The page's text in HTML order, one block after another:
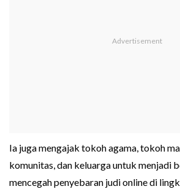
Ia juga mengajak tokoh agama, tokoh
komunitas, dan keluarga untuk menjadi
mencegah penyebaran judi online di